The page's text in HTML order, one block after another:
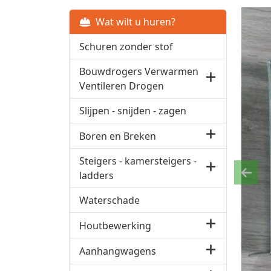
Wat wilt u huren?
Schuren zonder stof
Bouwdrogers Verwarmen
Ventileren Drogen
Slijpen - snijden - zagen
Boren en Breken
Steigers - kamersteigers -
ladders
Waterschade
Houtbewerking
Aanhangwagens